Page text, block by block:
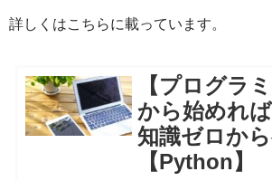
詳しくはこちらに載っています。
【プログラ
から始めれ
知識ゼロか
【Python】